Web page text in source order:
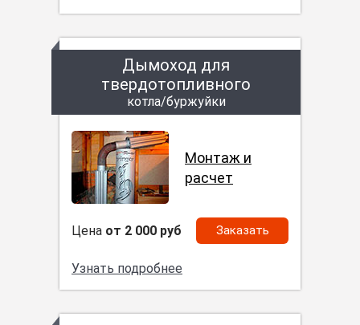
Дымоход для
твердотопливного
котла/буржуйки
Монтаж и
расчет
Цена от 2 000 руб Заказать
Узнать подробнее